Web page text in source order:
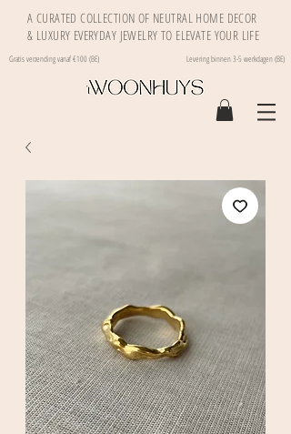
A CURATED COLLECTION OF NEUTRAL HOME DECOR
& LUXURY EVERYDAY JEWELRY TO ELEVATE YOUR LIFE
Gratis verzending vanaf €100 (BE) Levering binnen 3-5 werkdagen (BE)